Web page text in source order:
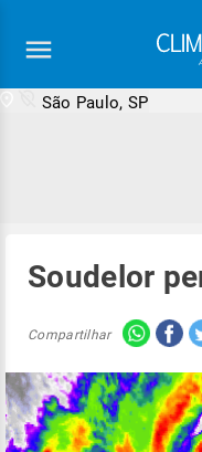
São Paulo, SP
Soudelor
Compartilhar